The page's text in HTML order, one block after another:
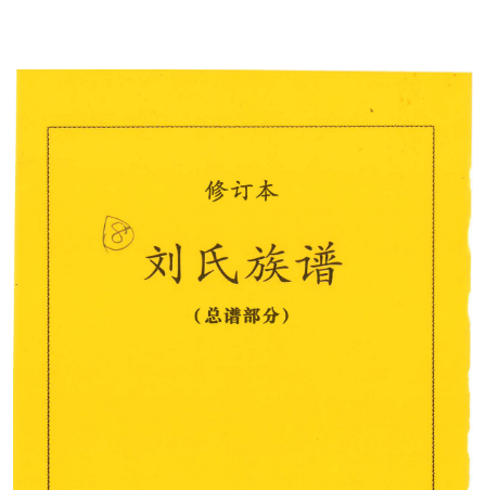
順公譜(山東來台)
珊屏劉氏老譜(彰化)
新界粉嶺區馬尾吓簡頭村劉氏族譜
巨淵清公
巨淵朝奉公
劉華巖老譜
劉永富主編西元一九六一年
龍川族譜